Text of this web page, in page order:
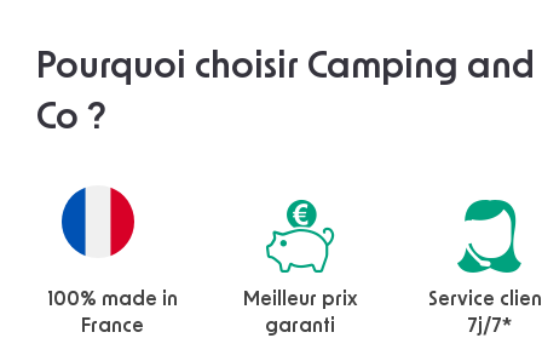
Pourquoi choisir Camping and
Co ?
100% made in
France
Meilleur prix
garanti
Service
7j/7*